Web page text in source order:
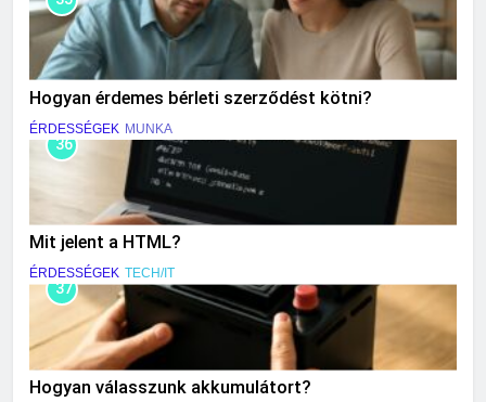
Hogyan érdemes bérleti szerződést kötni?
ÉRDESSÉGEK MUNKA
36
Mit jelent a HTML?
ÉRDESSÉGEK TECH/IT
37
Hogyan válasszunk akkumulátort?